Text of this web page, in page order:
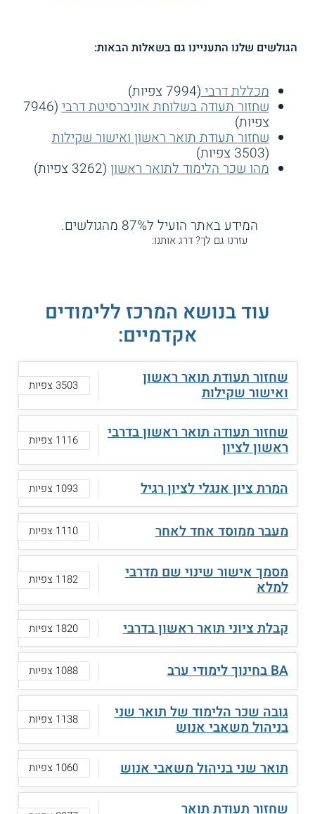
הגולשים שלנו התעניינו גם בשאלות הבאות:
מכללת דרבי (7994 צפיות)
שחזור תעודה בשלוחת אוניברסיטת דרבי (7946
צפיות)
שחזור תעודת תואר ראשון ואישור שקילות
(3503 צפיות)
מהו שכר הלימוד לתואר ראשון (3262 צפיות)
המידע באתר הועיל ל87% מהגולשים.
עזרנו גם לך? דרג אותנו:
עוד בנושא המרכז ללימודים
אקדמיים:
שחזור תעודת תואר ראשון
ואישור שקילות 3503 צפיות
שחזור תעודה תואר ראשון בדרבי
ראשון לציון 1116 צפיות
המרת ציון אנגלי לציון רגיל 1093 צפיות
מעבר ממוסד אחד לאחר 1110 צפיות
מסמך אישור שינוי שם מדרבי
למלא 1182 צפיות
קבלת ציוני תואר ראשון בדרבי 1820 צפיות
BA בחינוך לימודי ערב 1088 צפיות
גובה שכר הלימוד של תואר שני
בניהול משאבי אנוש 1138 צפיות
תואר שני בניהול משאבי אנוש 1060 צפיות
שחזור תעודת תואר